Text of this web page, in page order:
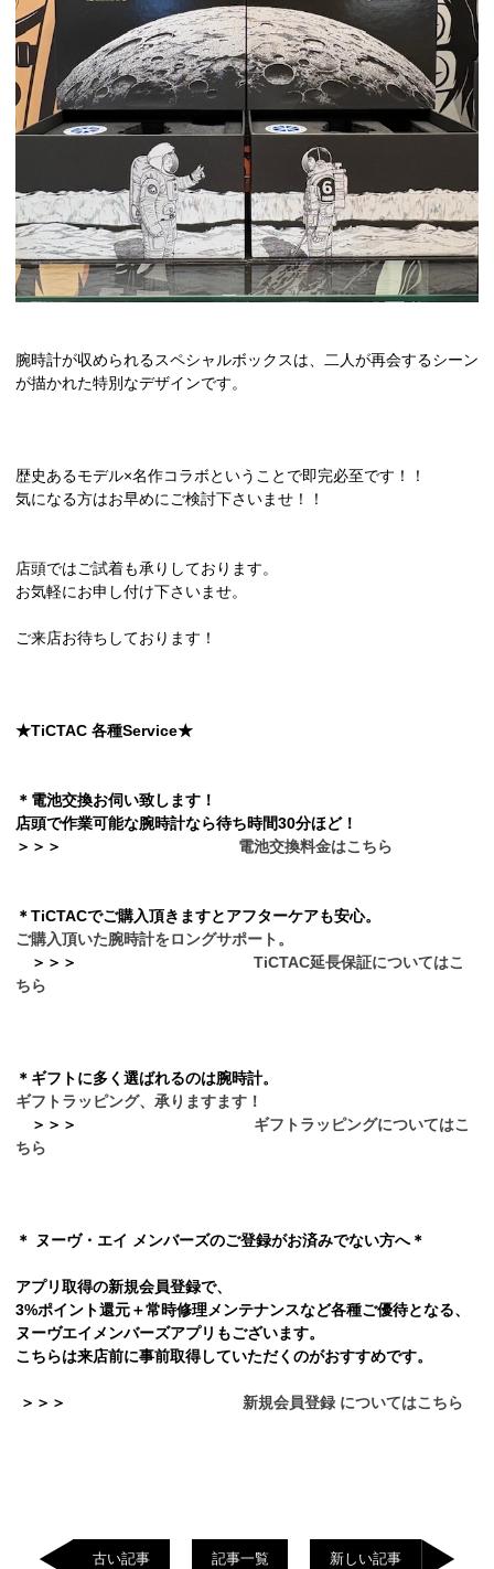
腕時計が収められるスペシャルボックスは、二人が再会するシーン
が描かれた特別なデザインです。
歴史あるモデル×名作コラボということで即完必至です！！
気になる方はお早めにご検討下さいませ！！
店頭ではご試着も承りしております。
お気軽にお申し付け下さいませ。
ご来店お待ちしております！
★TiCTAC 各種Service★
＊電池交換お伺い致します！
店頭で作業可能な腕時計なら待ち時間30分ほど！
＞ ＞ ＞ 電池交換料金はこちら
＊TiCTACでご購入頂きますとアフターケアも安心。
ご購入頂いた腕時計をロングサポート。
＞ ＞ ＞
TiCTAC延長保証についてはこ
ちら
＊ギフトに多く選ばれるのは腕時計。
ギフトラッピング、承りますます！
＞ ＞ ＞
ギフトラッピングについてはこ
ちら
＊ ヌーヴ・エイ メンバーズのご登録がお済みでない方へ＊
アプリ取得の新規会員登録で、
3%ポイント還元＋常時修理メンテナンスなど各種ご優待となる、
ヌーヴエイメンバーズアプリもございます。
こちらは来店前に事前取得していただくのがおすすめです。
＞ ＞ ＞ 新規会員登録 についてはこちら
古い記事 記事一覧 新しい記事